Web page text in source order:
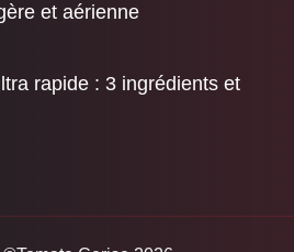
et aérienne
rapide : 3 ingrédients et